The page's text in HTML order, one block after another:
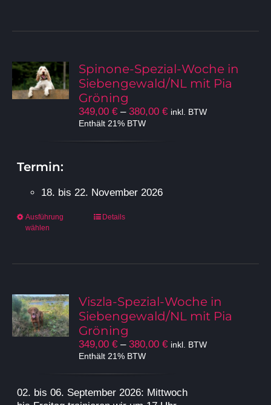
Die
Optionen
können
auf
der
gewählt
Spinone-Spezial-Woche in
Siebengewald/NL mit Pia
Gröning
349,00€ –380,00€Preisspanne:
inkl. BTW
Enthält 21% BTW
Termin:
18. bis 22. November 2026
Ausführung
wählen
Dieses
Die
Optionen
können
auf
der
gewählt
werden
Details
Viszla-Spezial-Woche in
Siebengewald/NL mit Pia
Gröning
349,00€ –380,00€Preisspanne:
inkl. BTW
Enthält 21% BTW
02. bis 06. September 2026: Mittwoch